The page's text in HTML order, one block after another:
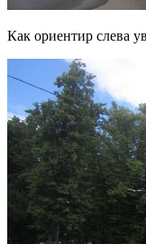
Как ориентир слева